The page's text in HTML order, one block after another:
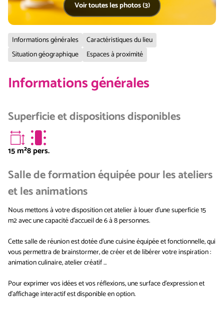
Voir toutes les photos (3)
Informations générales
Caractéristiques du lieu
Situation géographique
Espaces à proximité
Informations générales
Superficie et dispositions disponibles
15m²8 pers.
Salle de formation équipée pour les ateliers
et les animations
Nous mettons à votre disposition cet atelier à louer d’une superficie 15
m2 avec une capacité d’accueil de 6 à 8 personnes.
Cette salle de réunion est dotée d'une cuisine équipée et fonctionnelle, qui
vous permettra de brainstormer, de créer et de libérer votre inspiration :
animation culinaire, atelier créatif …
Pour exprimer vos idées et vos réflexions, une surface d'expression et
d'affichage interactif est disponible en option.